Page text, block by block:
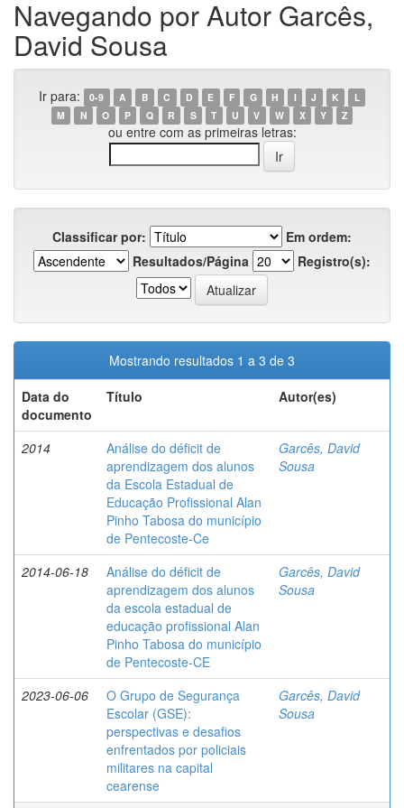
Navegando por Autor Garcês,
David Sousa
Ir para: 0-9 A B C D E F G H I J K
L
M
N O P Q R S T U V W X Y Z
ou entre com as primeiras letras:
Classificar por:
Em ordem:
Resultados/Página
Registro(s):
Mostrando resultados 1 a 3 de 3
Data do
documento
Título Autor(es)
2014
Análise do déficit de
aprendizagem dos alunos
da Escola Estadual de
Educação Profissional Alan
Pinho Tabosa do município
de Pentecoste-Ce
Garcês, David
Sousa
2014-06-18
Análise do déficit de
aprendizagem dos alunos
da escola estadual de
educação profissional Alan
Pinho Tabosa do município
de Pentecoste-CE
Garcês, David
Sousa
2023-06-06
O Grupo de Segurança
Escolar (GSE):
perspectivas e desafios
enfrentados por policiais
militares na capital
cearense
Garcês, David
Sousa